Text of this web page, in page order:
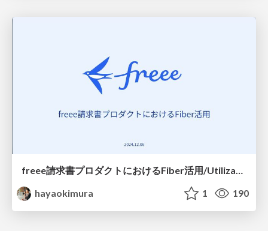
freee請求書プロダクトにおけるFiber活用/Utilization of Fiber in the freee Invoice Product
hayaokimura
1 190